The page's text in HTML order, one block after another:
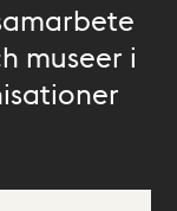
museer i